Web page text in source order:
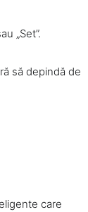
„Set”.
să depindă de
care